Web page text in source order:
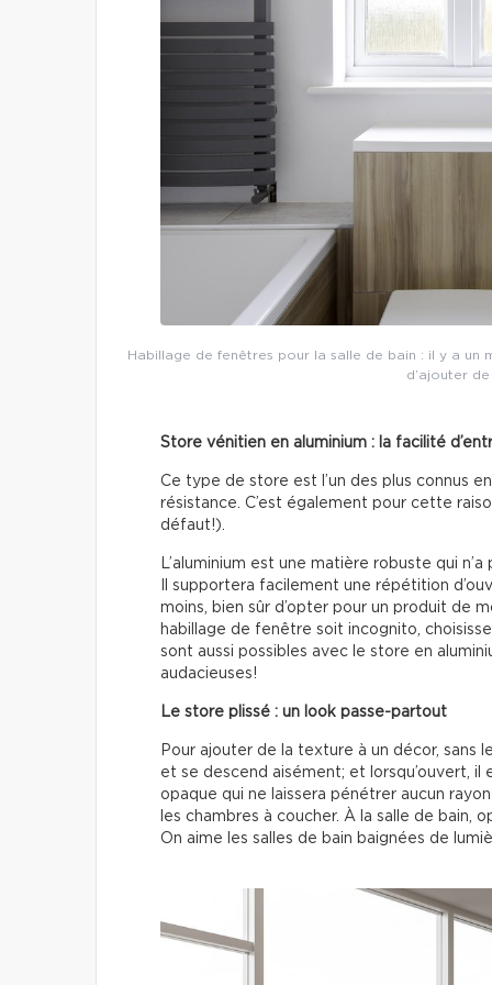
Habillage de fenêtres pour la salle de bain : il y a un
d’ajouter
Store vénitien en aluminium : la facilité
Ce type de store est l’un des plus connus
résistance. C’est également pour cette
défaut!).
L’aluminium est une matière robuste qui
Il supportera facilement une répétition
moins, bien sûr d’opter pour un produit de
habillage de fenêtre soit incognito,
sont aussi possibles avec le store en
audacieuses!
Le store plissé : un look passe-partout
Pour ajouter de la texture à un décor, sans
et se descend aisément; et lorsqu’ouvert, il
opaque qui ne laissera pénétrer aucun
les chambres à coucher. À la salle de bain,
On aime les salles de bain baignées de